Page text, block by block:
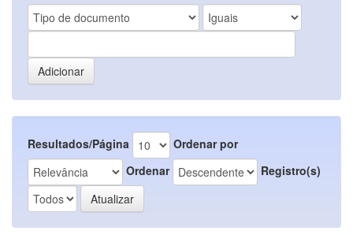
Resultados/Página
Ordenar por
Ordenar
Registro(s)